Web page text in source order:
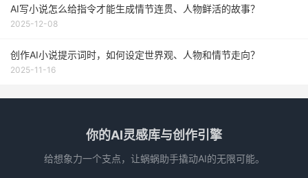
AI写小说怎么给指令才能生成情节连贯、人物鲜活的故事？
2025-12-08
创作AI小说提示词时，如何设定世界观、人物和情节走向？
2025-11-16
你的AI灵感库与创作引擎
给想象力一个支点，让蜗蜗助手撬动AI的无限可能。